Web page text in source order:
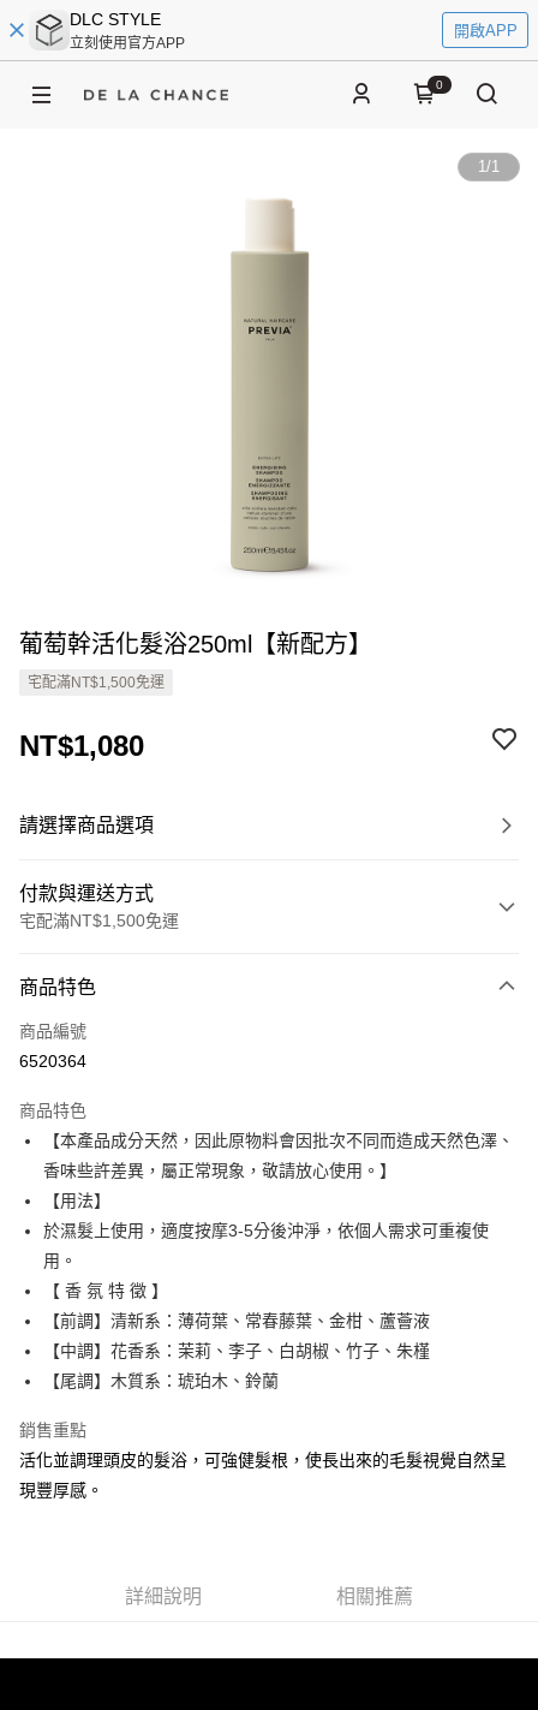
DLC STYLE
立刻使用官方APP
開啟APP
0
1/1
葡萄幹活化髮浴250ml【新配方】
宅配滿NT$1,500免運
NT$1,080
請選擇商品選項
付款與運送方式
宅配滿NT$1,500免運
信用卡一次付款
Apple Pay
運送方式
黑貓宅急便
每筆NT$100，滿NT$1,500(含以上)免運費
宅配
每筆NT$300，滿NT$5,000(含以上)免運費
商品特色
商品編號
6520364
商品特色
【本產品成分天然，因此原物料會因批次不同而造成天然色澤、
香味些許差異，屬正常現象，敬請放心使用。】
【用法】
於濕髮上使用，適度按摩3-5分後沖淨，依個人需求可重複使
用。
【 香 氛 特 徵 】
【前調】清新系：薄荷葉、常春藤葉、金柑、蘆薈液
【中調】花香系：茉莉、李子、白胡椒、竹子、朱槿
【尾調】木質系：琥珀木、鈴蘭
銷售重點
活化並調理頭皮的髮浴，可強健髮根，使長出來的毛髮視覺自然呈
現豐厚感。
詳細說明 相關推薦